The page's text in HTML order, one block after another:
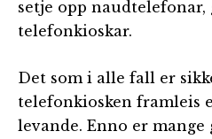
setje opp
telefonkioskar.
Det som i alle fall er
telefonkiosken framleis
levande. Enno er mange